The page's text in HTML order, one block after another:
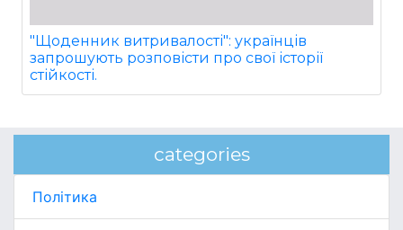
"Щоденник витривалості": українців
запрошують розповісти про свої історії
стійкості.
categories
Політика